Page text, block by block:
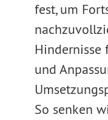
fest, um
Hindernisse
und
So senken